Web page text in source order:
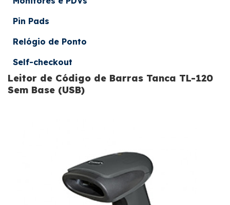
Pin Pads
Relógio de Ponto
Self-checkout
Leitor de Código de Barras Tanca TL-120
Sem Base (USB)